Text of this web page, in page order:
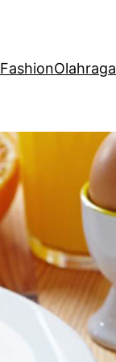
FashionOlahraga